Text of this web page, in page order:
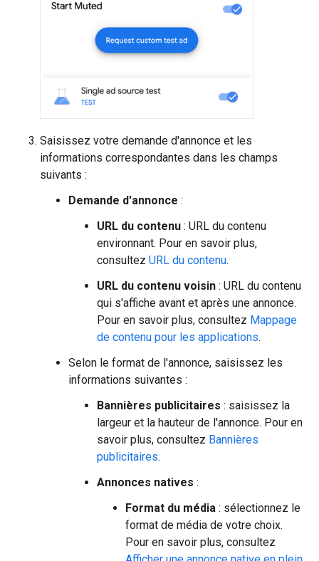
Saisissez votre demande d'annonce et les
informations correspondantes dans les champs
suivants :
Demande d'annonce :
URL du contenu : URL du contenu
environnant. Pour en savoir plus,
consultez URL du contenu.
URL du contenu voisin : URL du contenu
qui s'affiche avant et après une annonce.
Pour en savoir plus, consultez Mappage
de contenu pour les applications.
Selon le format de l'annonce, saisissez les
informations suivantes :
Bannières publicitaires : saisissez la
largeur et la hauteur de l'annonce. Pour en
savoir plus, consultez Bannières
publicitaires.
Annonces natives :
Format du média : sélectionnez le
format de média de votre choix.
Pour en savoir plus, consultez